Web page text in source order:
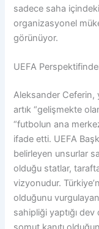
sadece saha
organizasyonel
görünüyor.
UEFA
Aleksander Ceferin,
artık “gelişmekte
“futbolun ana
ifade etti. UEFA
belirleyen unsurlar
olduğu statlar,
vizyonudur.
olduğunu
sahipliği yaptığı